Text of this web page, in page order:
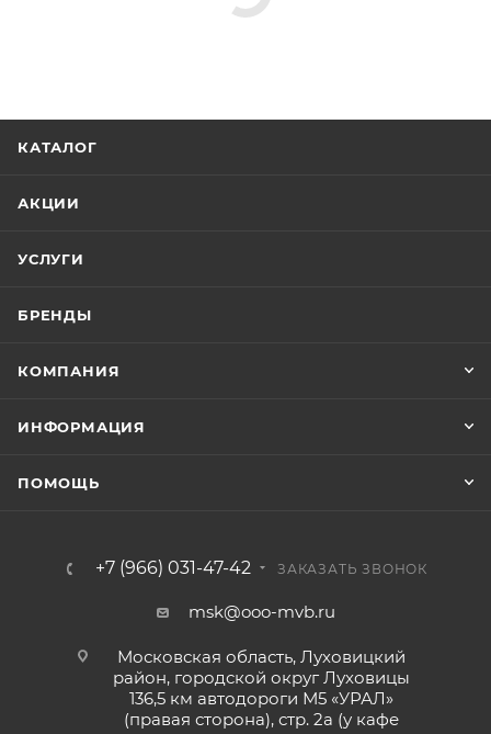
КАТАЛОГ
АКЦИИ
УСЛУГИ
БРЕНДЫ
КОМПАНИЯ
ИНФОРМАЦИЯ
ПОМОЩЬ
+7 (966) 031-47-42 ЗАКАЗАТЬ ЗВОНОК
msk@ooo-mvb.ru
Московская область, Луховицкий
район, городской округ Луховицы
136,5 км автодороги М5 «УРАЛ»
(правая сторона), стр. 2а (у кафе